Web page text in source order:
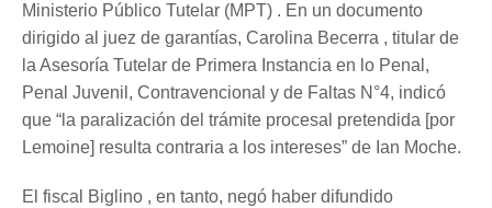
Ministerio Público Tutelar (MPT) . En un documento
dirigido al juez de garantías, Carolina Becerra , titular de
la Asesoría Tutelar de Primera Instancia en lo Penal,
Penal Juvenil, Contravencional y de Faltas N°4, indicó
que “la paralización del trámite procesal pretendida [por
Lemoine] resulta contraria a los intereses” de Ian Moche.
El fiscal Biglino , en tanto, negó haber difundido